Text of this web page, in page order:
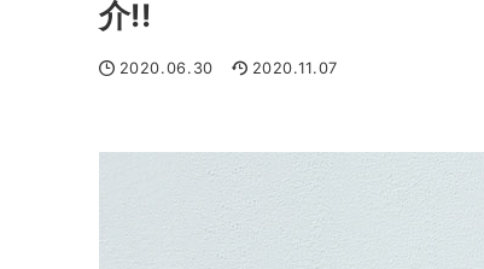
介!!
2020.06.30 2020.11.07